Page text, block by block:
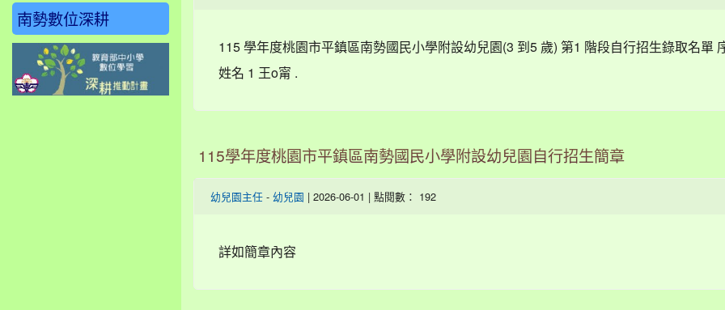
115 學年度桃園市平鎮區南勢國民小學附設幼兒園(3 到5 歲) 第1 階段自行招生錄取名單
姓名 1 王o甯 .
115學年度桃園市平鎮區南勢國民小學附設幼兒園自行招生簡章
幼兒園主任 - 幼兒園 | 2026-06-01 | 點閱數： 192
詳如簡章內容
南勢數位深耕